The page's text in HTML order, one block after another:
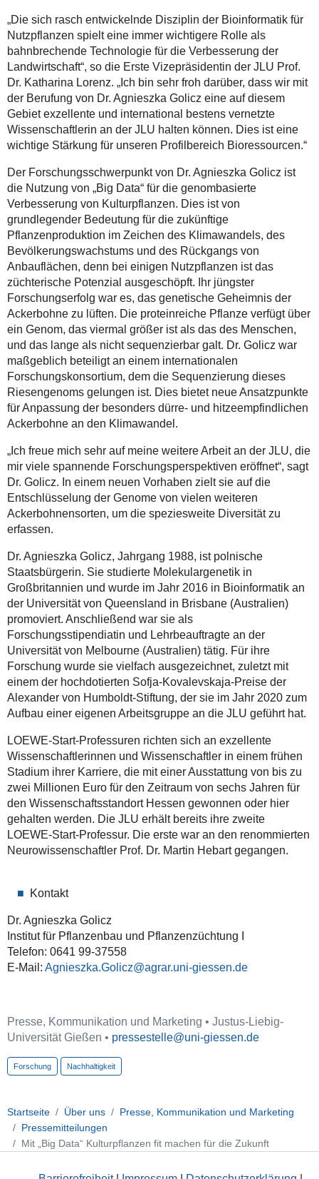
„Die sich rasch entwickelnde Disziplin der Bioinformatik für
Nutzpflanzen spielt eine immer wichtigere Rolle als
bahnbrechende Technologie für die Verbesserung der
Landwirtschaft“, so die Erste Vizepräsidentin der JLU Prof.
Dr. Katharina Lorenz. „Ich bin sehr froh darüber, dass wir mit
der Berufung von Dr. Agnieszka Golicz eine auf diesem
Gebiet exzellente und international bestens vernetzte
Wissenschaftlerin an der JLU halten können. Dies ist eine
wichtige Stärkung für unseren Profilbereich Bioressourcen.“
Der Forschungsschwerpunkt von Dr. Agnieszka Golicz ist
die Nutzung von „Big Data“ für die genombasierte
Verbesserung von Kulturpflanzen. Dies ist von
grundlegender Bedeutung für die zukünftige
Pflanzenproduktion im Zeichen des Klimawandels, des
Bevölkerungswachstums und des Rückgangs von
Anbauflächen, denn bei einigen Nutzpflanzen ist das
züchterische Potenzial ausgeschöpft. Ihr jüngster
Forschungserfolg war es, das genetische Geheimnis der
Ackerbohne zu lüften. Die proteinreiche Pflanze verfügt über
ein Genom, das viermal größer ist als das des Menschen,
und das lange als nicht sequenzierbar galt. Dr. Golicz war
maßgeblich beteiligt an einem internationalen
Forschungskonsortium, dem die Sequenzierung dieses
Riesengenoms gelungen ist. Dies bietet neue Ansatzpunkte
für Anpassung der besonders dürre- und hitzeempfindlichen
Ackerbohne an den Klimawandel.
„Ich freue mich sehr auf meine weitere Arbeit an der JLU, die
mir viele spannende Forschungsperspektiven eröffnet“, sagt
Dr. Golicz. In einem neuen Vorhaben zielt sie auf die
Entschlüsselung der Genome von vielen weiteren
Ackerbohnensorten, um die speziesweite Diversität zu
erfassen.
Dr. Agnieszka Golicz, Jahrgang 1988, ist polnische
Staatsbürgerin. Sie studierte Molekulargenetik in
Großbritannien und wurde im Jahr 2016 in Bioinformatik an
der Universität von Queensland in Brisbane (Australien)
promoviert. Anschließend war sie als
Forschungsstipendiatin und Lehrbeauftragte an der
Universität von Melbourne (Australien) tätig. Für ihre
Forschung wurde sie vielfach ausgezeichnet, zuletzt mit
einem der hochdotierten Sofja-Kovalevskaja-Preise der
Alexander von Humboldt-Stiftung, der sie im Jahr 2020 zum
Aufbau einer eigenen Arbeitsgruppe an die JLU geführt hat.
LOEWE-Start-Professuren richten sich an exzellente
Wissenschaftlerinnen und Wissenschaftler in einem frühen
Stadium ihrer Karriere, die mit einer Ausstattung von bis zu
zwei Millionen Euro für den Zeitraum von sechs Jahren für
den Wissenschaftsstandort Hessen gewonnen oder hier
gehalten werden. Die JLU erhält bereits ihre zweite
LOEWE-Start-Professur. Die erste war an den renommierten
Neurowissenschaftler Prof. Dr. Martin Hebart gegangen.
Kontakt
Dr. Agnieszka Golicz
Institut für Pflanzenbau und Pflanzenzüchtung I
Telefon: 0641 99-37558
E-Mail: Agnieszka.Golicz
Presse, Kommunikation und Marketing • Justus-Liebig-
Universität Gießen • pressestelle
Forschung Nachhaltigkeit
Startseite Über uns
Presse, Kommunikation und Marketing
Pressemitteilungen
Mit „Big Data“ Kulturpflanzen fit machen für die Zukunft